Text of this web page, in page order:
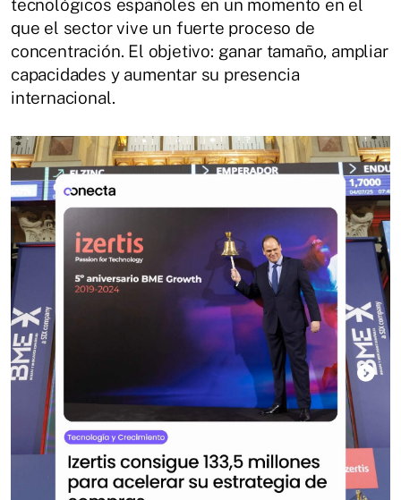
tecnológicos españoles en un momento en el
que el sector vive un fuerte proceso de
concentración. El objetivo: ganar tamaño, ampliar
capacidades y aumentar su presencia
internacional.